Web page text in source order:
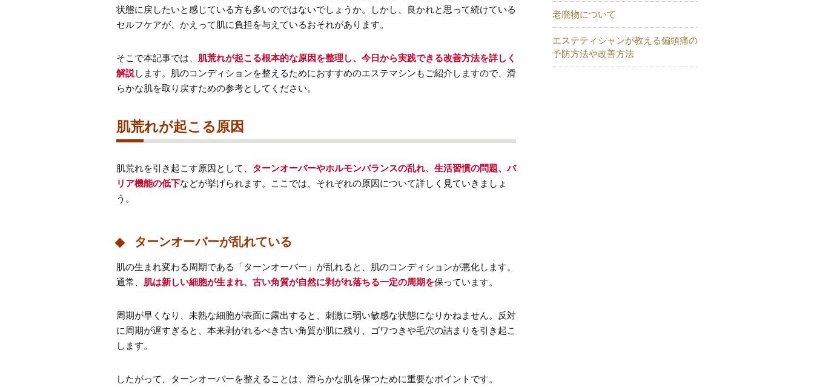
状態に戻したいと感じている方も多いのではないでしょうか。しかし、良かれと思って続けている
セルフケアが、かえって肌に負担を与えているおそれがあります。
そこで本記事では、 肌荒れが起こる根本的な原因を整理し、今日から実践できる改善方法を詳しく
解説します。肌のコンディションを整えるためにおすすめのエステマシンもご紹介しますので、滑
らかな肌を取り戻すための参考としてください。
肌荒れが起こる原因
肌荒れを引き起こす原因として、 ターンオーバーやホルモンバランスの乱れ、生活習慣の問題、バ
リア機能の低下などが挙げられます。ここでは、それぞれの原因について詳しく見ていきましょ
う。
ターンオーバーが乱れている
肌の生まれ変わる周期である「ターンオーバー」が乱れると、肌のコンディションが悪化します。
通常、 肌は新しい細胞が生まれ、古い角質が自然に剥がれ落ちる一定の周期を保っています。
周期が早くなり、未熟な細胞が表面に露出すると、刺激に弱い敏感な状態になりかねません。反対
に周期が遅すぎると、本来剥がれるべき古い角質が肌に残り、ゴワつきや毛穴の詰まりを引き起こ
します。
したがって、ターンオーバーを整えることは、滑らかな肌を保つために重要なポイントです。
老廃物について
エステティシャンが教える偏頭痛の
予防方法や改善方法